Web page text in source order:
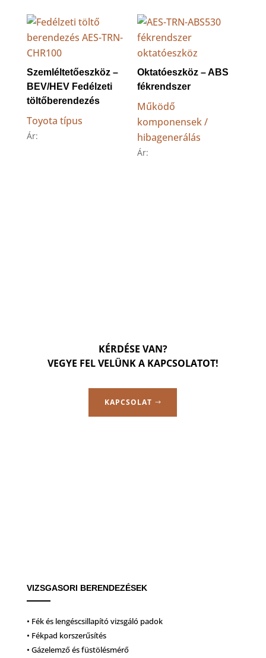
Szemléltetőeszköz –
BEV/HEV Fedélzeti
töltőberendezés
Toyota típus
Ár:
Oktatóeszköz – ABS
fékrendszer
Működő
komponensek /
hibagenerálás
Ár:
KÉRDÉSE VAN?
VEGYE FEL VELÜNK A KAPCSOLATOT!
KAPCSOLAT
VIZSGASORI BERENDEZÉSEK
• Fék és lengéscsillapító vizsgáló padok
• Fékpad korszerűsítés
• Gázelemző és füstölésmérő